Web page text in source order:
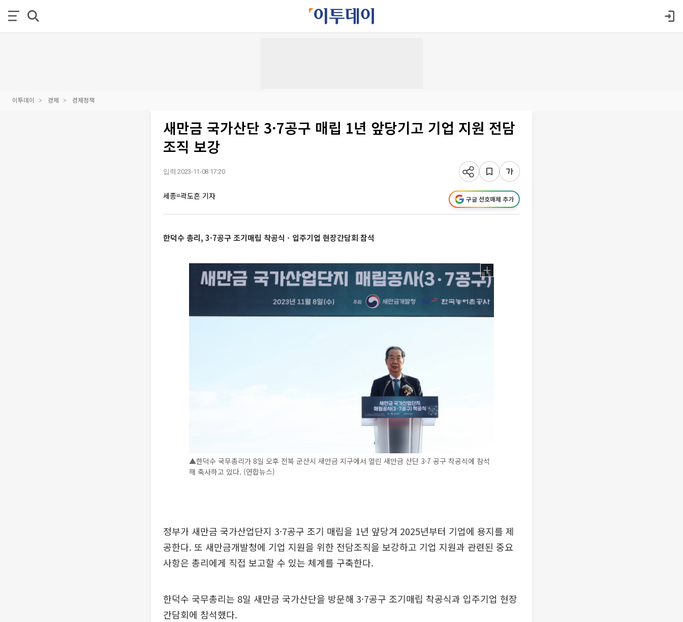
이투데이 경제 경제정책
새만금 국가산단 3·7공구 매립 1년 앞당기고 기업 지원 전담
조직 보강
입력 2023-11-08 17:20
세종=곽도흔 기자 구글 선호매체 추가
한덕수 총리, 3·7공구 조기매립 착공식ㆍ입주기업 현장간담회 참석
▲한덕수 국무총리가 8일 오후 전북 군산시 새만금 지구에서 열린 새만금 산단 3·7 공구 착공식에 참석
해 축사하고 있다. (연합뉴스)
정부가 새만금 국가산업단지 3·7공구 조기 매립을 1년 앞당겨 2025년부터 기업에 용지를 제
공한다. 또 새만금개발청에 기업 지원을 위한 전담조직을 보강하고 기업 지원과 관련된 중요
사항은 총리에게 직접 보고할 수 있는 체계를 구축한다.
한덕수 국무총리는 8일 새만금 국가산단을 방문해 3·7공구 조기매립 착공식과 입주기업 현장
간담회에 참석했다.